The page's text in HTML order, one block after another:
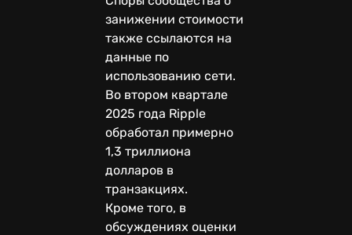
занижении стоимости
также ссылаются на
данные по
использованию сети.
Во втором квартале
2025 года Ripple
обработал примерно
1,3 триллиона
долларов в
транзакциях.
Кроме того, в
обсуждениях оценки